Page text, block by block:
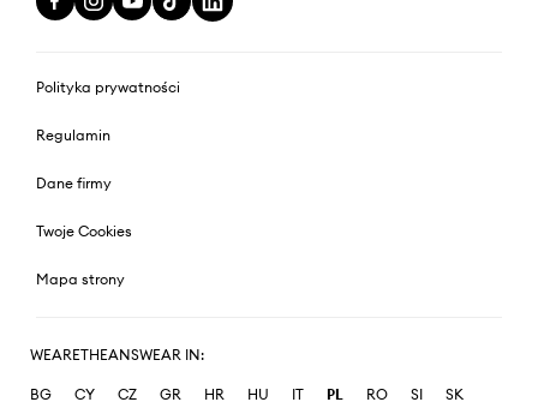
Polityka prywatności
Regulamin
Dane firmy
Twoje Cookies
Mapa strony
WEARETHEANSWEAR IN:
BG CY CZ GR HR HU IT PL RO SI SK